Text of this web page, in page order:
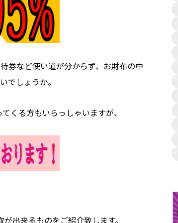
券など使い道が分からず、お財布の中
でしょうか。
くる方もいらっしゃいますが、
出来るものをご紹介致します。